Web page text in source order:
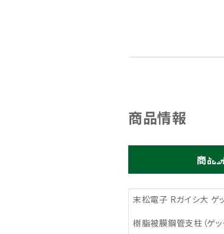
商品情報
商品
末松電子 Rガイシ大 ゲ
樹脂被膜鋼管支柱（ゲッ